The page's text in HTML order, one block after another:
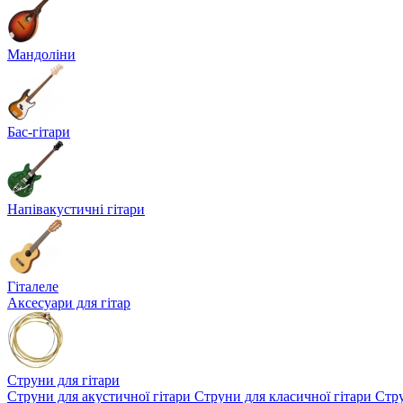
Мандоліни
Бас-гітари
Напівакустичні гітари
Гіталеле
Аксесуари для гітар
Струни для гітари
Струни для акустичної гітари Струни для класичної гітари